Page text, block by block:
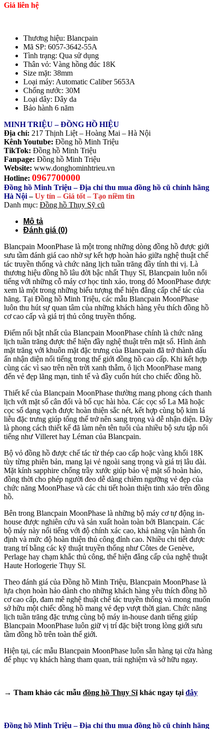
Giá liên hệ
Thương hiệu: Blancpain
Mã SP: 6057-3642-55A
Tình trạng: Qua sử dụng
Thân vỏ: Vàng hồng đúc 18K
Size mặt: 38mm
Loại máy: Automatic Caliber 5653A
Chống nước: 30M
Loại dây: Dây da
Bảo hành 6 năm
MINH TRIỆU – ĐỒNG HỒ HIỆU
Địa chỉ: 217 Thịnh Liệt – Hoàng Mai – Hà Nội
Kênh Youtube: Đồng hồ Minh Triệu
TikTok: Đồng hồ Minh Triệu
Fanpage: Đồng hồ Minh Triệu
Website: www.donghominhtrieu.vn
Hotline: 0967700000
Đồng hồ Minh Triệu – Địa chỉ thu mua đồng hồ cũ chính hãng
Hà Nội–Uy tín – Giá tốt – Tạo niềm tin
Danh mục: Đồng hồ Thụy Sỹ cũ
Mô tả
Đánh giá (0)
Blancpain MoonPhase là một trong những dòng đồng hồ được giới
sưu tầm đánh giá cao nhờ sự kết hợp hoàn hảo giữa nghệ thuật chế
tác truyền thống và chức năng lịch tuần trăng đầy tính thi vị. Là
thương hiệu đồng hồ lâu đời bậc nhất Thụy Sĩ, Blancpain luôn nổi
tiếng với những cỗ máy cơ học tinh xảo, trong đó MoonPhase được
xem là một trong những biểu tượng thể hiện đẳng cấp chế tác của
hãng. Tại Đồng hồ Minh Triệu, các mẫu Blancpain MoonPhase
luôn thu hút sự quan tâm của những khách hàng yêu thích đồng hồ
cơ cao cấp và giá trị thủ công truyền thống.
Điểm nổi bật nhất của Blancpain MoonPhase chính là chức năng
lịch tuần trăng được thể hiện đầy nghệ thuật trên mặt số. Hình ảnh
mặt trăng với khuôn mặt đặc trưng của Blancpain đã trở thành dấu
ấn nhận diện nổi tiếng trong thế giới đồng hồ cao cấp. Khi kết hợp
cùng các vì sao trên nền trời xanh thẫm, ô lịch MoonPhase mang
đến vẻ đẹp lãng mạn, tinh tế và đầy cuốn hút cho chiếc đồng hồ.
Thiết kế của Blancpain MoonPhase thường mang phong cách thanh
lịch với mặt số cân đối và bố cục hài hòa. Các cọc số La Mã hoặc
cọc số dạng vạch được hoàn thiện sắc nét, kết hợp cùng bộ kim lá
liễu đặc trưng giúp tổng thể trở nên sang trọng và dễ nhận diện. Đây
là phong cách thiết kế đã làm nên tên tuổi của nhiều bộ sưu tập nổi
tiếng như Villeret hay Léman của Blancpain.
Bộ vỏ đồng hồ được chế tác từ thép cao cấp hoặc vàng khối 18K
tùy từng phiên bản, mang lại vẻ ngoài sang trọng và giá trị lâu dài.
Mặt kính sapphire chống trầy xước giúp bảo vệ mặt số hoàn hảo,
đồng thời cho phép người đeo dễ dàng chiêm ngưỡng vẻ đẹp của
chức năng MoonPhase và các chi tiết hoàn thiện tinh xảo trên đồng
hồ.
Bên trong Blancpain MoonPhase là những bộ máy cơ tự động in-
house được nghiên cứu và sản xuất hoàn toàn bởi Blancpain. Các
bộ máy này nổi tiếng với độ chính xác cao, khả năng vận hành ổn
định và mức độ hoàn thiện thủ công đỉnh cao. Nhiều chi tiết được
trang trí bằng các kỹ thuật truyền thống như Côtes de Genève,
Perlage hay chạm khắc thủ công, thể hiện đẳng cấp của nghệ thuật
Haute Horlogerie Thụy Sĩ.
Theo đánh giá của Đồng hồ Minh Triệu, Blancpain MoonPhase là
lựa chọn hoàn hảo dành cho những khách hàng yêu thích đồng hồ
cơ cao cấp, đam mê nghệ thuật chế tác truyền thống và mong muốn
sở hữu một chiếc đồng hồ mang vẻ đẹp vượt thời gian. Chức năng
lịch tuần trăng đặc trưng cùng bộ máy in-house danh tiếng giúp
Blancpain MoonPhase luôn giữ vị trí đặc biệt trong lòng giới sưu
tầm đồng hồ trên toàn thế giới.
Hiện tại, các mẫu Blancpain MoonPhase luôn sẵn hàng tại cửa hàng
để phục vụ khách hàng tham quan, trải nghiệm và sở hữu ngay.
→ Tham khảo các mẫu đồng hồ Thụy Sĩkhác ngay tại đây
Đồng hồ Minh Triệu – Địa chỉ thu mua đồng hồ cũ chính hãng